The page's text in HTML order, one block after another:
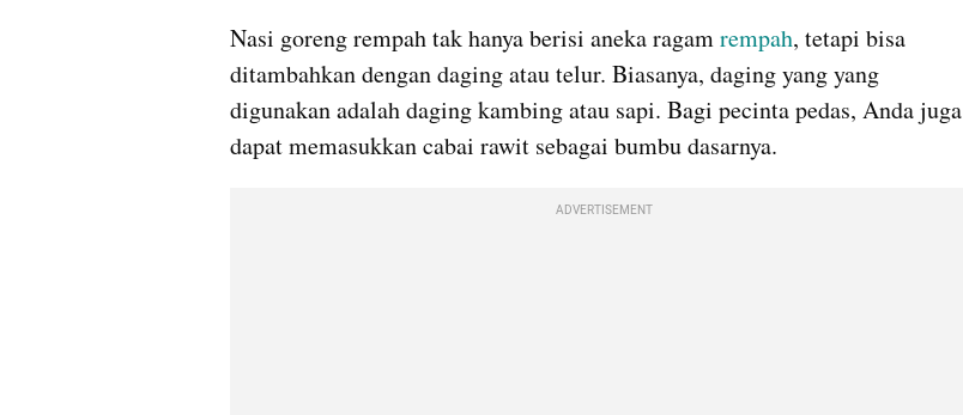
Nasi goreng rempah tak hanya berisi aneka ragam rempah, tetapi bisa
ditambahkan dengan daging atau telur. Biasanya, daging yang yang
digunakan adalah daging kambing atau sapi. Bagi pecinta pedas, Anda juga
dapat memasukkan cabai rawit sebagai bumbu dasarnya.
ADVERTISEMENT